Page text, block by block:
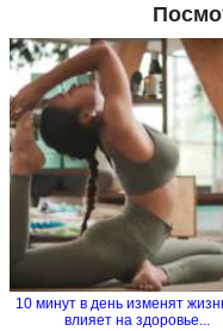
10 минут в день изменят
влияет на здоровье...